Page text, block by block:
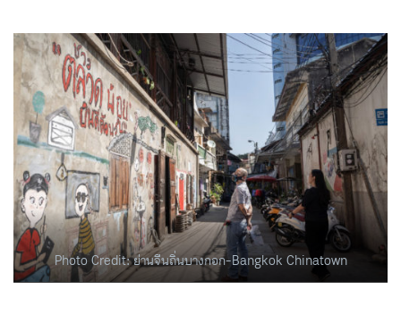
Photo Credit: ย่านจีนถิ่นบางกอก-Bangkok Chinatown